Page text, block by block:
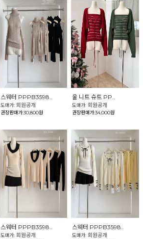
스웨터 PPPB3598..
도매가: 회원공개
권장판매가:30,800원
울 니트 슈트 PP..
도매가:회원공개
권장판매가:34,000원
스웨터 PPPB3598..
도매가: 회원공개
스웨터 PPPB3598..
도매가:회원공개